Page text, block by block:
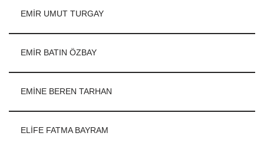
EMİR UMUT TURGAY
EMİR BATIN ÖZBAY
EMİNE BEREN TARHAN
ELİFE FATMA BAYRAM